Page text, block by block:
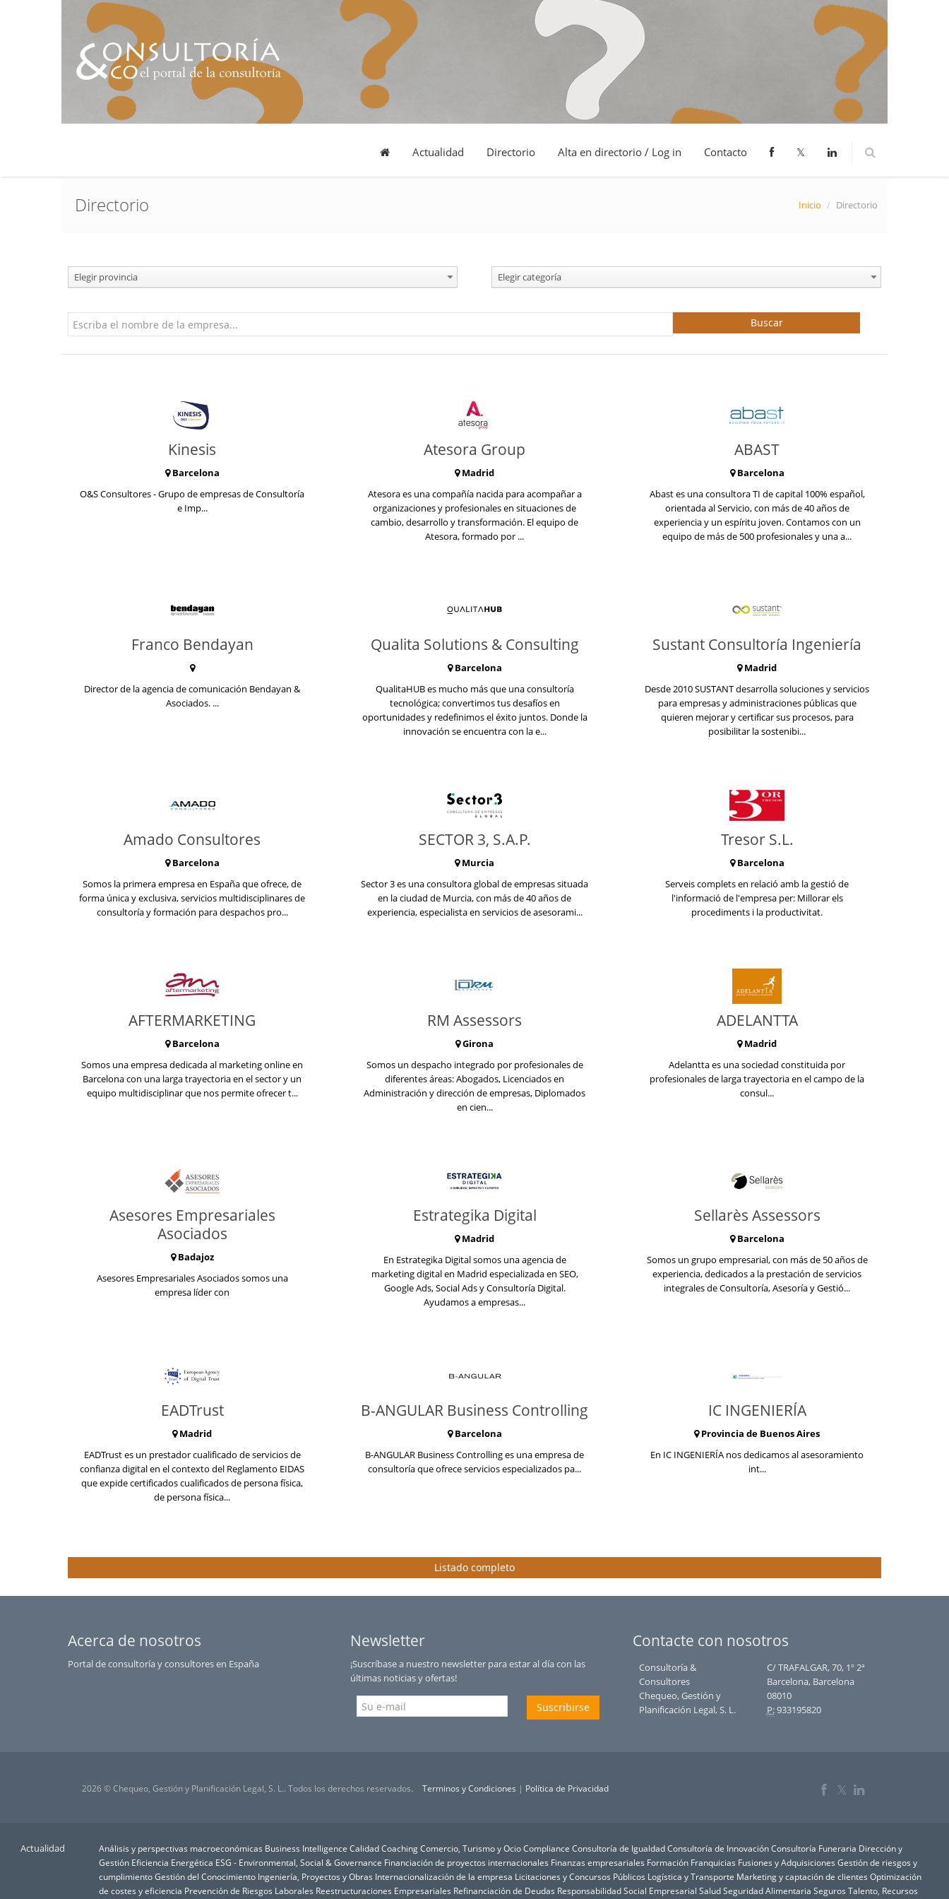
Actualidad Directorio Alta en directorio / Log in Contacto 𝕏
Directorio Inicio / Directorio
Elegir provincia Elegir categoría
Buscar
Kinesis
Barcelona
O&S Consultores - Grupo de empresas de Consultoría
e Imp...
Atesora Group
Madrid
Atesora es una compañía nacida para acompañar a
organizaciones y profesionales en situaciones de
cambio, desarrollo y transformación. El equipo de
Atesora, formado por ...
ABAST
Barcelona
Abast es una consultora TI de capital 100% español,
orientada al Servicio, con más de 40 años de
experiencia y un espíritu joven. Contamos con un
equipo de más de 500 profesionales y una a...
Franco Bendayan
Director de la agencia de comunicación Bendayan &
Asociados. ...
Qualita Solutions & Consulting
Barcelona
QualitaHUB es mucho más que una consultoría
tecnológica; convertimos tus desafíos en
oportunidades y redefinimos el éxito juntos. Donde la
innovación se encuentra con la e...
Sustant Consultoría Ingeniería
Madrid
Desde 2010 SUSTANT desarrolla soluciones y servicios
para empresas y administraciones públicas que
quieren mejorar y certificar sus procesos, para
posibilitar la sostenibi...
Amado Consultores
Barcelona
Somos la primera empresa en España que ofrece, de
forma única y exclusiva, servicios multidisciplinares de
consultoría y formación para despachos pro...
SECTOR 3, S.A.P.
Murcia
Sector 3 es una consultora global de empresas situada
en la ciudad de Murcia, con más de 40 años de
experiencia, especialista en servicios de asesorami...
Tresor S.L.
Barcelona
Serveis complets en relació amb la gestió de
l'informació de l'empresa per: Millorar els
procediments i la productivitat.
AFTERMARKETING
Barcelona
Somos una empresa dedicada al marketing online en
Barcelona con una larga trayectoria en el sector y un
equipo multidisciplinar que nos permite ofrecer t...
RM Assessors
Girona
Somos un despacho integrado por profesionales de
diferentes áreas: Abogados, Licenciados en
Administración y dirección de empresas, Diplomados
en cien...
ADELANTTA
Madrid
Adelantta es una sociedad constituida por
profesionales de larga trayectoria en el campo de la
consul...
Asesores Empresariales
Asociados
Badajoz
Asesores Empresariales Asociados somos una
empresa líder con
Estrategika Digital
Madrid
En Estrategika Digital somos una agencia de
marketing digital en Madrid especializada en SEO,
Google Ads, Social Ads y Consultoría Digital.
Ayudamos a empresas...
Sellarès Assessors
Barcelona
Somos un grupo empresarial, con más de 50 años de
experiencia, dedicados a la prestación de servicios
integrales de Consultoría, Asesoría y Gestió...
EADTrust
Madrid
EADTrust es un prestador cualificado de servicios de
confianza digital en el contexto del Reglamento EIDAS
que expide certificados cualificados de persona física,
de persona física...
B-ANGULAR Business Controlling
Barcelona
B-ANGULAR Business Controlling es una empresa de
consultoría que ofrece servicios especializados pa...
IC INGENIERÍA
Provincia de Buenos Aires
En IC INGENIERÍA nos dedicamos al asesoramiento
int...
Listado completo
Acerca de nosotros
Portal de consultoría y consultores en España
Newsletter
¡Suscríbase a nuestro newsletter para estar al día con las
últimas noticias y ofertas!
Suscribirse
Contacte con nosotros
Consultoría &
Consultores
Chequeo, Gestión y
Planificación Legal, S. L.
C/ TRAFALGAR, 70, 1º 2ª
Barcelona, Barcelona
08010
P:933195820
2026 © Chequeo, Gestión y Planificación Legal, S. L.. Todos los derechos reservados. Terminos y Condiciones | Política de Privacidad 𝕏
Actualidad Análisis y perspectivas macroeconómicas Business Intelligence Calidad Coaching Comercio, Turismo y Ocio Compliance Consultoría de Igualdad Consultoría de Innovación Consultoría Funeraria Dirección y
Gestión Eficiencia Energética ESG - Environmental, Social & Governance Financiación de proyectos internacionales Finanzas empresariales Formación Franquicias Fusiones y Adquisiciones Gestión de riesgos y
cumplimiento Gestión del Conocimiento Ingeniería, Proyectos y Obras Internacionalización de la empresa Licitaciones y Concursos Públicos Logística y Transporte Marketing y captación de clientes Optimización
de costes y eficiencia Prevención de Riesgos Laborales Reestructuraciones Empresariales Refinanciación de Deudas Responsabilidad Social Empresarial Salud Seguridad Alimentaria Seguros Talento, Recursos